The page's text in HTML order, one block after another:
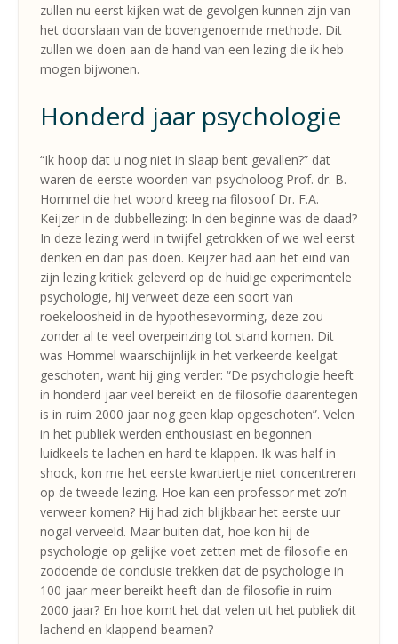
zullen nu eerst kijken wat de gevolgen kunnen zijn van
het doorslaan van de bovengenoemde methode. Dit
zullen we doen aan de hand van een lezing die ik heb
mogen bijwonen.
Honderd jaar psychologie
“Ik hoop dat u nog niet in slaap bent gevallen?” dat
waren de eerste woorden van psycholoog Prof. dr. B.
Hommel die het woord kreeg na filosoof Dr. F.A.
Keijzer in de dubbellezing: In den beginne was de daad?
In deze lezing werd in twijfel getrokken of we wel eerst
denken en dan pas doen. Keijzer had aan het eind van
zijn lezing kritiek geleverd op de huidige experimentele
psychologie, hij verweet deze een soort van
roekeloosheid in de hypothesevorming, deze zou
zonder al te veel overpeinzing tot stand komen. Dit
was Hommel waarschijnlijk in het verkeerde keelgat
geschoten, want hij ging verder: “De psychologie heeft
in honderd jaar veel bereikt en de filosofie daarentegen
is in ruim 2000 jaar nog geen klap opgeschoten”. Velen
in het publiek werden enthousiast en begonnen
luidkeels te lachen en hard te klappen. Ik was half in
shock, kon me het eerste kwartiertje niet concentreren
op de tweede lezing. Hoe kan een professor met zo’n
verweer komen? Hij had zich blijkbaar het eerste uur
nogal verveeld. Maar buiten dat, hoe kon hij de
psychologie op gelijke voet zetten met de filosofie en
zodoende de conclusie trekken dat de psychologie in
100 jaar meer bereikt heeft dan de filosofie in ruim
2000 jaar? En hoe komt het dat velen uit het publiek dit
lachend en klappend beamen?